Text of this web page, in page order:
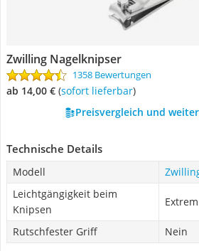
Zwilling Nagelknipser
1358 Bewertungen
ab 14,00 € ( Sofort lieferbar)
Preisvergleich und
Technische Details
Modell
Leichtgängigkeit beim
Knipsen
Rutschfester Griff Nein